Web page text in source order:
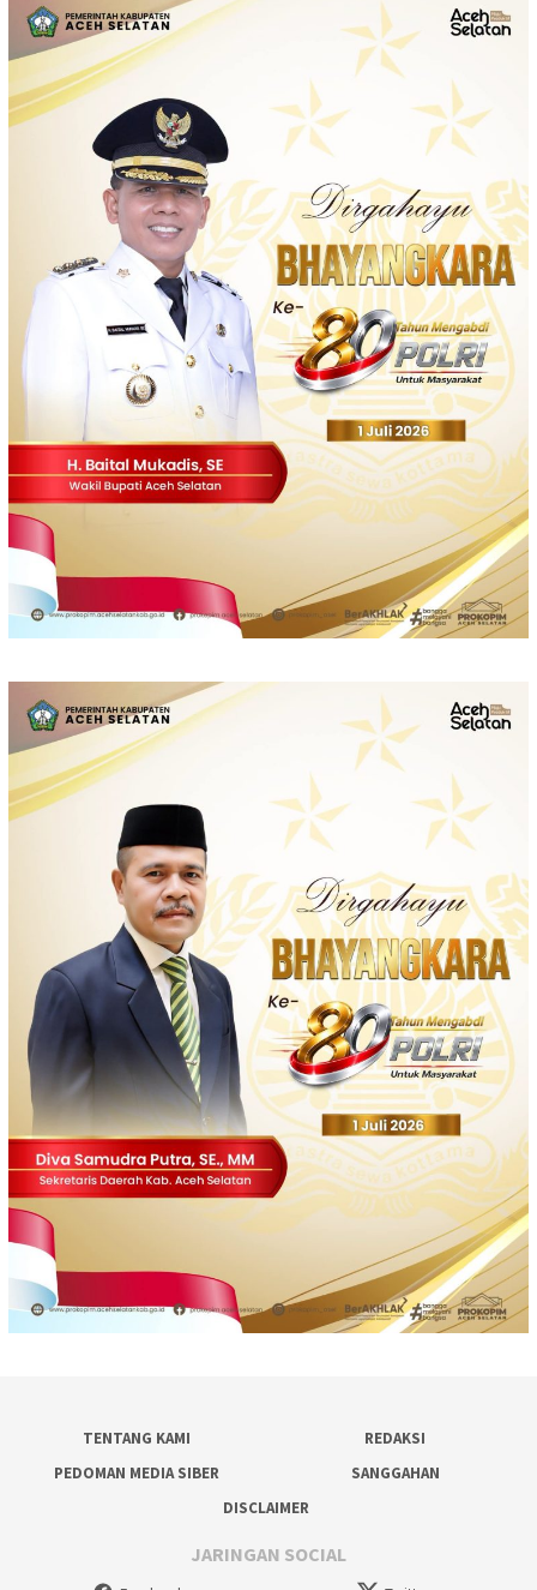
TENTANG KAMI
REDAKSI
PEDOMAN MEDIA SIBER
SANGGAHAN
DISCLAIMER
JARINGAN SOCIAL